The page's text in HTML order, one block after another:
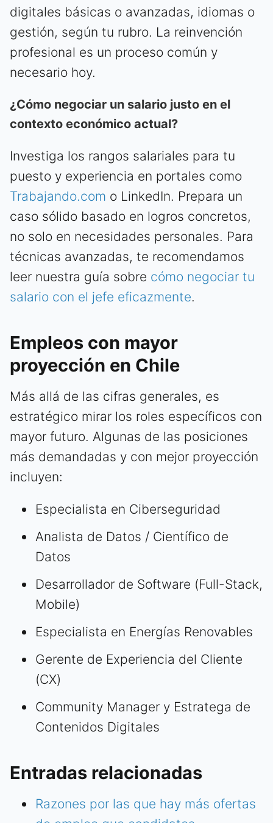
digitales básicas o avanzadas, idiomas o
gestión, según tu rubro. La reinvención
profesional es un proceso común y
necesario hoy.
¿Cómo negociar un salario justo en el
contexto económico actual?
Investiga los rangos salariales para tu
puesto y experiencia en portales como
Trabajando.com o LinkedIn. Prepara un
caso sólido basado en logros concretos,
no solo en necesidades personales. Para
técnicas avanzadas, te recomendamos
leer nuestra guía sobre cómo negociar tu
salario con el jefe eficazmente.
Empleos con mayor
proyección en Chile
Más allá de las cifras generales, es
estratégico mirar los roles específicos con
mayor futuro. Algunas de las posiciones
más demandadas y con mejor proyección
incluyen:
Especialista en Ciberseguridad
Analista de Datos / Científico de
Datos
Desarrollador de Software (Full-Stack,
Mobile)
Especialista en Energías Renovables
Gerente de Experiencia del Cliente
(CX)
Community Manager y Estratega de
Contenidos Digitales
Entradas relacionadas
Razones por las que hay más ofertas